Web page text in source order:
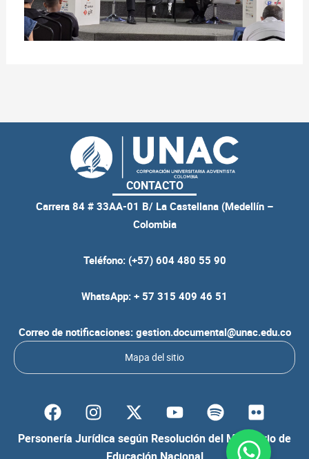
CONTACTO
Carrera 84 # 33AA-01 B/ La Castellana (Medellín –
Colombia
Teléfono: (+57) 604 480 55 90
WhatsApp: + 57 315 409 46 51
Correo de notificaciones: gestion.documental@unac.edu.co
Mapa del sitio
Personería Jurídica según Resolución del Ministerio de
F
a
c
I
n
s
Y
o
u
S
p
o
F
l
i